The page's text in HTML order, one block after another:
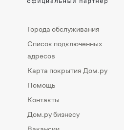
Города обслуживания
Список подключенных
адресов
Карта покрытия Дом.ру
Помощь
Контакты
Дом.ру бизнесу